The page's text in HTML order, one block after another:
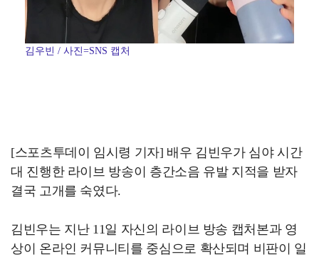
김우빈 / 사진=SNS 캡처
[스포츠투데이 임시령 기자] 배우 김빈우가 심야 시간
대 진행한 라이브 방송이 층간소음 유발 지적을 받자
결국 고개를 숙였다.
김빈우는 지난 11일 자신의 라이브 방송 캡처본과 영
상이 온라인 커뮤니티를 중심으로 확산되며 비판이 일